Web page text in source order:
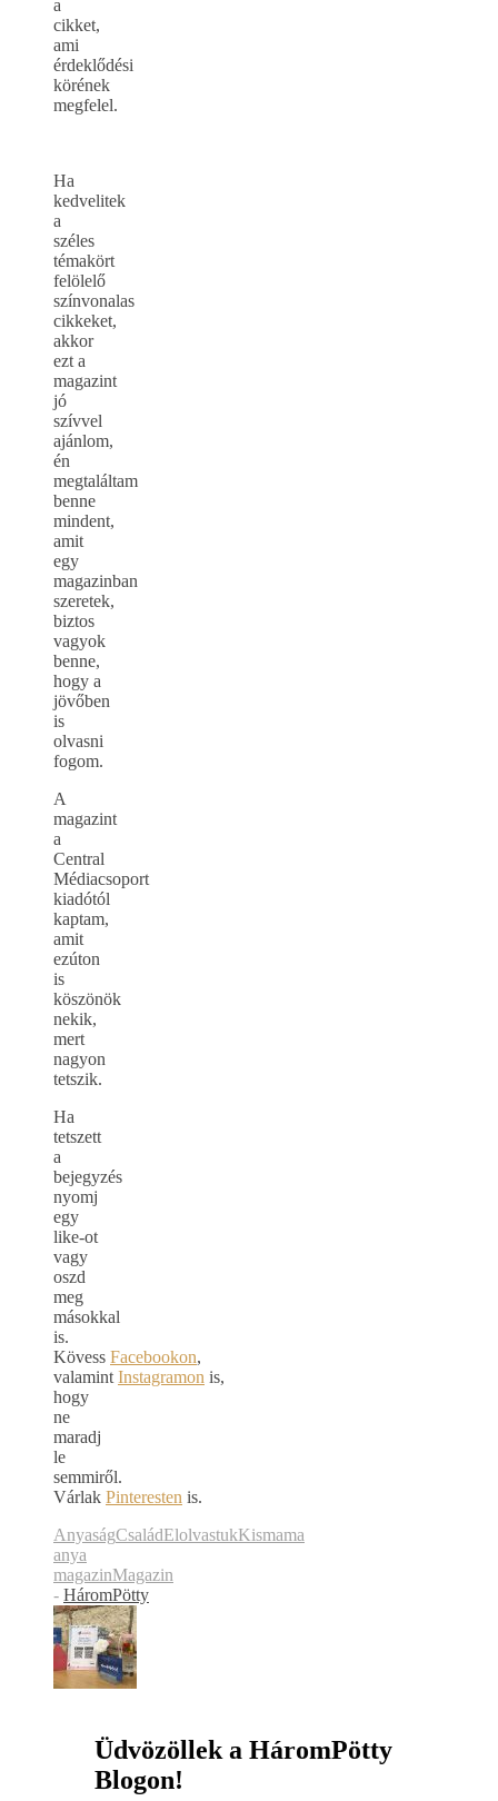
a
cikket,
ami
érdeklődési
körének
megfelel.
Ha
kedvelitek
a
széles
témakört
felölelő
színvonalas
cikkeket,
akkor
ezt a
magazint
jó
szívvel
ajánlom,
én
megtaláltam
benne
mindent,
amit
egy
magazinban
szeretek,
biztos
vagyok
benne,
hogy a
jövőben
is
olvasni
fogom.
A
magazint
a
Central
Médiacsoport
kiadótól
kaptam,
amit
ezúton
is
köszönök
nekik,
mert
nagyon
tetszik.
Ha
tetszett
a
bejegyzés
nyomj
egy
like-ot
vagy
oszd
meg
másokkal
is.
Kövess Facebookon,
valamintInstagramon is,
hogy
ne
maradj
le
semmiről.
Várlak Pinteresten is.
AnyaságCsaládElolvastukKismama
anya
magazinMagazin
- HáromPötty
Üdvözöllek a HáromPötty
Blogon!